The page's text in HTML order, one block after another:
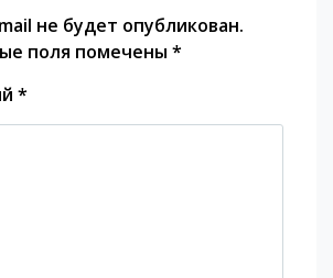
не будет опубликован.
поля помечены *
*